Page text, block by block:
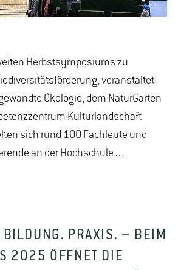
Herbstsymposiums zu
veranstaltet
Ökologie, dem NaturGarten
Kulturlandschaft
sich rund 100 Fachleute und
an der Hochschule…
BILDUNG. PRAXIS. – BEIM
2025 ÖFFNET DIE